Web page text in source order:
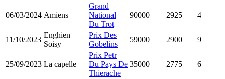
06/03/2024 Amiens
Grand
National
Du Trot
90000 2925 4
11/10/2023
Enghien
Soisy
Prix Des
Gobelins
59000 2900 9
25/09/2023 La capelle
Prix Petr
Du Pays De
Thierache
35000 2775 6